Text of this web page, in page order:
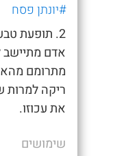
#יונתן פסח
2. תופעת
אדם מתיישב
מתרומם
ריקה למרות
את עכוזו.
שימושים